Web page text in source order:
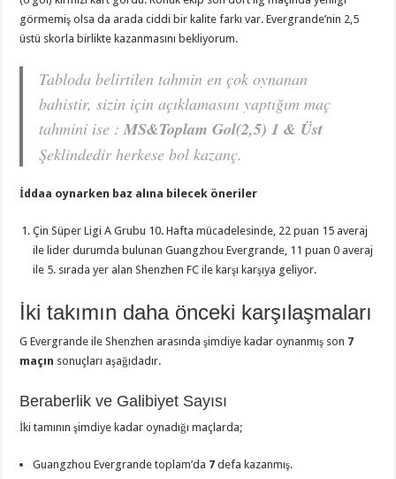
görmemiş olsa da arada ciddi bir kalite farkı var. Evergrande’nin 2,5
üstü skorla birlikte kazanmasını bekliyorum.
Tabloda belirtilen tahmin en çok oynanan
bahistir, sizin için açıklamasını yaptığım maç
tahmini ise :MS&Toplam Gol(2,5) 1 & Üst
Şeklindedir herkese bol kazanç.
İddaa oynarken baz alına bilecek öneriler
Çin Süper Ligi A Grubu 10. Hafta mücadelesinde, 22 puan 15 averaj
ile lider durumda bulunan Guangzhou Evergrande, 11 puan 0 averaj
ile 5. sırada yer alan Shenzhen FC ile karşı karşıya geliyor.
İki takımın daha önceki karşılaşmaları
G Evergrande ile Shenzhen arasında şimdiye kadar oynanmış son 7
maçın sonuçları aşağıdadır.
Beraberlik ve Galibiyet Sayısı
İki tamının şimdiye kadar oynadığı maçlarda;
Guangzhou Evergrande toplam’da 7 defa kazanmış.